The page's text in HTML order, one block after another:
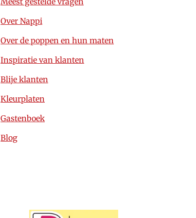
Over Nappi
Over de poppen en hun maten
Inspiratie van klanten
Blije klanten
Kleurplaten
Gastenboek
Blog